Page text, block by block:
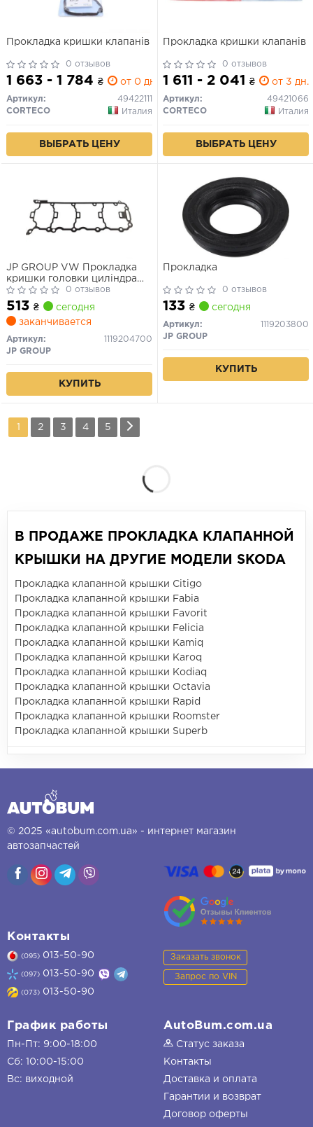
Прокладка кришки клапанів
0 отзывов
1 663 - 1 784 ₴ от 0 дн.
Артикул:
49422111
CORTECO
Италия
ВЫБРАТЬ ЦЕНУ
Прокладка кришки клапанів
0 отзывов
1 611 - 2 041 ₴ от 3 дн.
Артикул:
49421066
CORTECO
Италия
ВЫБРАТЬ ЦЕНУ
JP GROUP VW Прокладка
кришки головки циліндра
GOLF VI (5K1) 1.2 TSI 08-,
AUDI A3 Sportback (8PA) 1.2
TSI 10-13
0 отзывов
513 ₴
сегодня
заканчивается
Артикул:
1119204700
JP GROUP
КУПИТЬ
Прокладка
0 отзывов
133 ₴ сегодня
Артикул:
1119203800
JP GROUP
КУПИТЬ
1 2 3 4 5
В ПРОДАЖЕ ПРОКЛАДКА КЛАПАННОЙ
КРЫШКИ НА ДРУГИЕ МОДЕЛИ SKODA
Прокладка клапанной крышки Citigo
Прокладка клапанной крышки Fabia
Прокладка клапанной крышки Favorit
Прокладка клапанной крышки Felicia
Прокладка клапанной крышки Kamiq
Прокладка клапанной крышки Karoq
Прокладка клапанной крышки Kodiaq
Прокладка клапанной крышки Octavia
Прокладка клапанной крышки Rapid
Прокладка клапанной крышки Roomster
Прокладка клапанной крышки Superb
© 2025 «autobum.com.ua» - интернет магазин
автозапчастей
Контакты
(095) 013-50-90
(097) 013-50-90
(073) 013-50-90
Заказать звонок
Запрос по VIN
График работы
Пн-Пт: 9:00-18:00
Сб: 10:00-15:00
Вс: виходной
AutoBum.com.ua
Статус заказа
Контакты
Доставка и оплата
Гарантии и возврат
Договор оферты